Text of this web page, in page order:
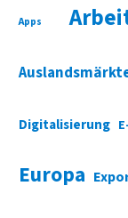
Apps
Digitalisierung
Europa